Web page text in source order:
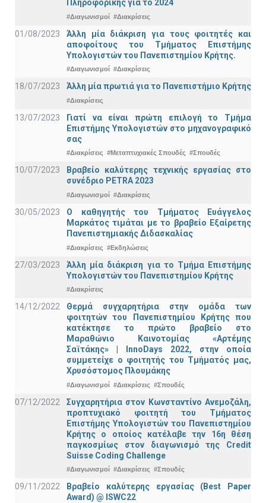
Πληροφορικής για το 2024
#Διαγωνισμοί #Διακρίσεις
01/08/2023
Άλλη μία διάκριση για τους φοιτητές και
αποφοίτους του Τμήματος Επιστήμης
Υπολογιστών του Πανεπιστημίου Κρήτης.
#Διαγωνισμοί #Διακρίσεις
18/07/2023 Άλλη μία πρωτιά για το Πανεπιστήμιο Κρήτης
#Διακρίσεις
13/07/2023
Γιατί να είναι πρώτη επιλογή το Τμήμα
Επιστήμης Υπολογιστών στο μηχανογραφικό
σας
#Διακρίσεις #Μεταπτυχιακές Σπουδές #Σπουδές
10/07/2023
Βραβείο καλύτερης τεχνικής εργασίας στο
συνέδριο PETRA 2023
#Διαγωνισμοί #Διακρίσεις
30/05/2023
Ο καθηγητής του Τμήματος Ευάγγελος
Μαρκάτος τιμάται με το βραβείο Εξαίρετης
Πανεπιστημιακής Διδασκαλίας
#Διακρίσεις #Εκδηλώσεις
27/03/2023
Άλλη μία διάκριση για το Τμήμα Επιστήμης
Υπολογιστών του Πανεπιστημίου Κρήτης
#Διακρίσεις
14/12/2022
Θερμά συγχαρητήρια στην ομάδα των
φοιτητών του Πανεπιστημίου Κρήτης που
κατέκτησε το πρώτο βραβείο στο
Μαραθώνιο Καινοτομίας «Αρτέμης
Σαϊτάκης» | InnoDays 2022, στην οποία
συμμετείχε ο φοιτητής του Τμήματός μας,
Χρυσόστομος Πλουμάκης
#Διαγωνισμοί #Διακρίσεις #Σπουδές
07/12/2022
Συγχαρητήρια στον Κωνσταντίνο Ανεμοζάλη,
προπτυχιακό φοιτητή του Τμήματος
Επιστήμης Υπολογιστών του Πανεπιστημίου
Κρήτης ο οποίος κατέλαβε την 16η θέση
παγκοσμίως στον διαγωνισμό της Credit
Suisse Coding Challenge
#Διαγωνισμοί #Διακρίσεις #Σπουδές
09/11/2022
Βραβείο καλύτερης εργασίας (Best Paper
Award) @ ISWC22